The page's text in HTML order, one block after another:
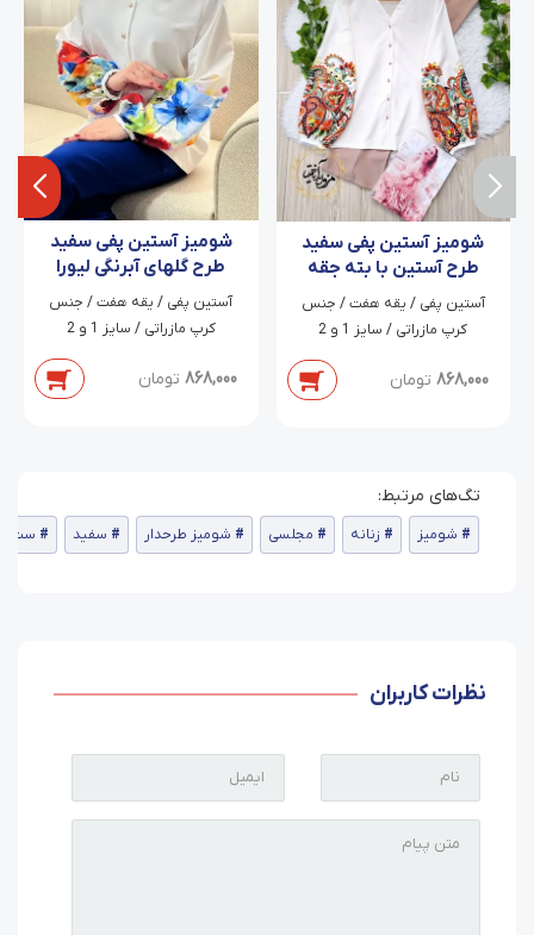
شومیز آستین پفی سفید
طرح آستین با بته جقه
های نارنجی زر دخت
آستین پفی / یقه هفت / جنس
کرپ مازراتی / سایز 1 و 2
868,000 تومان
شومیز آستین پفی سفید
طرح گلهای آبرنگی لیورا
آستین پفی / یقه هفت / جنس
کرپ مازراتی / سایز 1 و 2
868,000 تومان
شومیز زنانه مجلسی شومیز طرحدار سفید ست
نظرات کاربران